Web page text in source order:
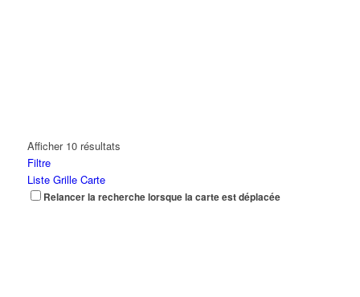
Afficher 10 résultats
Filtre
Liste Grille Carte
Relancer la recherche lorsque la carte est déplacée